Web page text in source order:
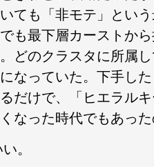
ても「非モテ」とい
も最下層カーストか
どのクラスタに所属
なっていた。下手し
だけで、「ヒエラル
なった時代でもあっ
。